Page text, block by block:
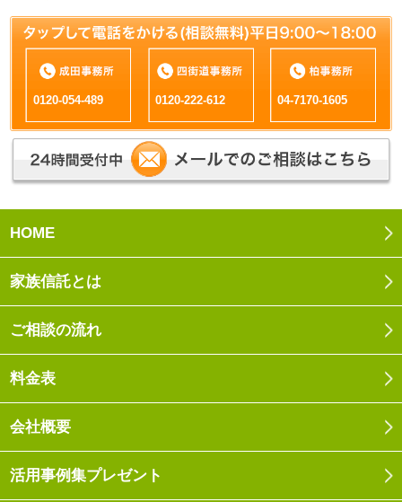
0120-054-489 0120-222-612 04-7170-1605
HOME
家族信託とは
ご相談の流れ
料金表
会社概要
活用事例集プレゼント